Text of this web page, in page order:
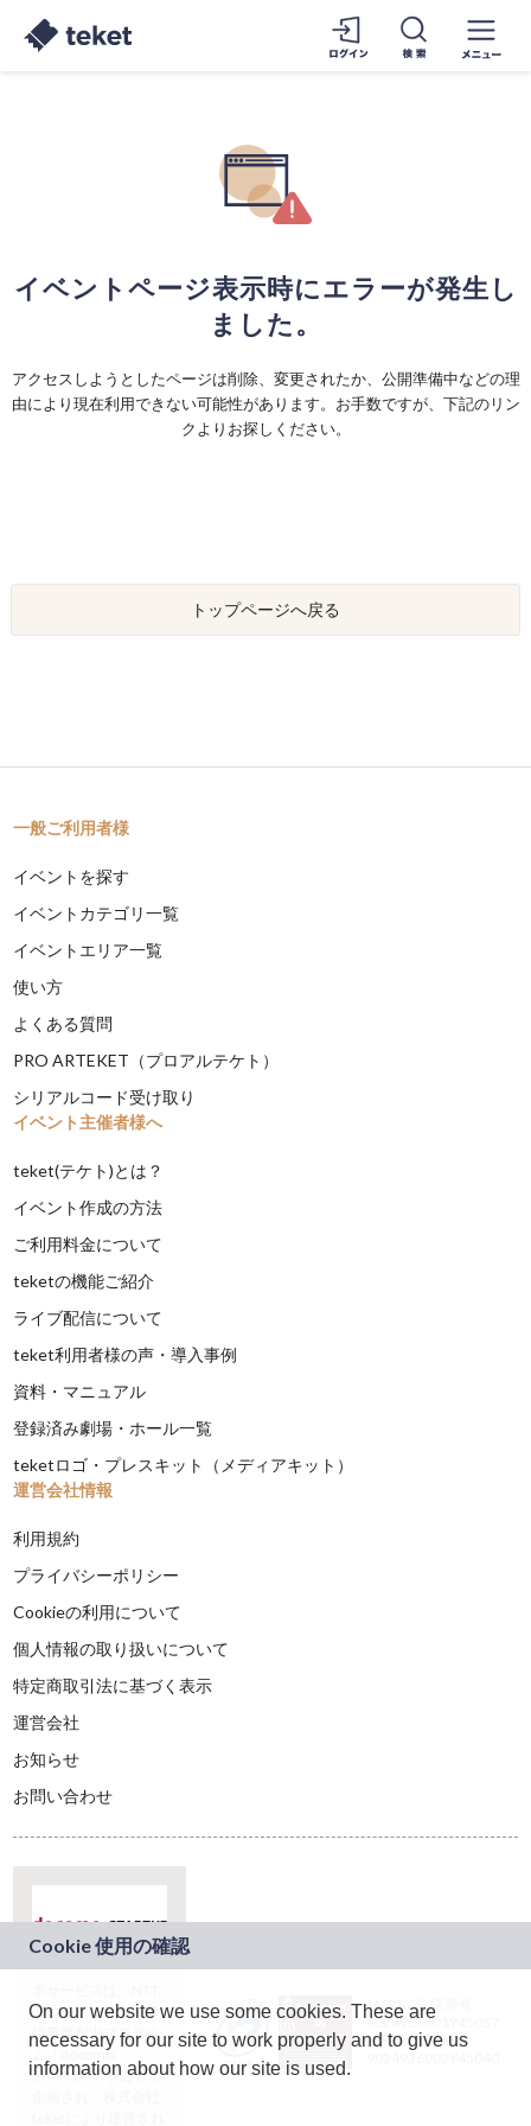
イベントページ表示時にエラーが発生し
ました。
アクセスしようとしたページは削除、変更されたか、公開準備中などの理
由により現在利用できない可能性があります。お手数ですが、下記のリン
クよりお探しください。
トップページへ戻る
一般ご利用者様
イベントを探す
イベントカテゴリ一覧
イベントエリア一覧
使い方
よくある質問
PRO ARTEKET（プロアルテケト）
シリアルコード受け取り
イベント主催者様へ
teket(テケト)とは？
イベント作成の方法
ご利用料金について
teketの機能ご紹介
ライブ配信について
teket利用者様の声・導入事例
資料・マニュアル
登録済み劇場・ホール一覧
teketロゴ・プレスキット（メディアキット）
運営会社情報
利用規約
プライバシーポリシー
Cookieの利用について
個人情報の取り扱いについて
特定商取引法に基づく表示
運営会社
お知らせ
お問い合わせ
ドコモグループの新
規事業創出プログラ
ム「docomo
STARTUP」を通じて
JASRAC許諾番号：
9024936001Y45037
JASRAC許諾番号：
On our website we use some cookies. These are
necessary for our site to work properly and to give us
information about how our site is used.